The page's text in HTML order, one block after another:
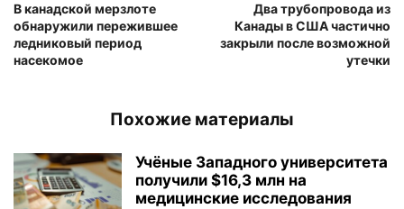
В канадской мерзлоте
обнаружили пережившее
ледниковый период
насекомое
Два трубопровода из
Канады в США частично
закрыли после возможной
утечки
Похожие материалы
Учёные Западного университета
получили $16,3 млн на
медицинские исследования